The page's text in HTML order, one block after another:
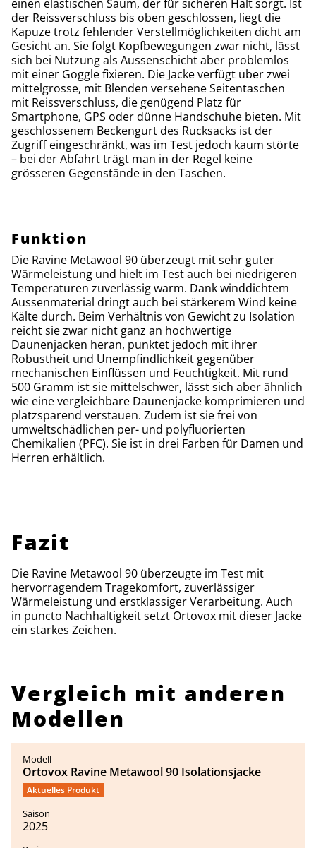
einen elastischen Saum, der für sicheren Halt sorgt. Ist
der Reissverschluss bis oben geschlossen, liegt die
Kapuze trotz fehlender Verstellmöglichkeiten dicht am
Gesicht an. Sie folgt Kopfbewegungen zwar nicht, lässt
sich bei Nutzung als Aussenschicht aber problemlos
mit einer Goggle fixieren. Die Jacke verfügt über zwei
mittelgrosse, mit Blenden versehene Seitentaschen
mit Reissverschluss, die genügend Platz für
Smartphone, GPS oder dünne Handschuhe bieten. Mit
geschlossenem Beckengurt des Rucksacks ist der
Zugriff eingeschränkt, was im Test jedoch kaum störte
– bei der Abfahrt trägt man in der Regel keine
grösseren Gegenstände in den Taschen.
Funktion
Die Ravine Metawool 90 überzeugt mit sehr guter
Wärmeleistung und hielt im Test auch bei niedrigeren
Temperaturen zuverlässig warm. Dank winddichtem
Aussenmaterial dringt auch bei stärkerem Wind keine
Kälte durch. Beim Verhältnis von Gewicht zu Isolation
reicht sie zwar nicht ganz an hochwertige
Daunenjacken heran, punktet jedoch mit ihrer
Robustheit und Unempfindlichkeit gegenüber
mechanischen Einflüssen und Feuchtigkeit. Mit rund
500 Gramm ist sie mittelschwer, lässt sich aber ähnlich
wie eine vergleichbare Daunenjacke komprimieren und
platzsparend verstauen. Zudem ist sie frei von
umweltschädlichen per- und polyfluorierten
Chemikalien (PFC). Sie ist in drei Farben für Damen und
Herren erhältlich.
Fazit
Die Ravine Metawool 90 überzeugte im Test mit
hervorragendem Tragekomfort, zuverlässiger
Wärmeleistung und erstklassiger Verarbeitung. Auch
in puncto Nachhaltigkeit setzt Ortovox mit dieser Jacke
ein starkes Zeichen.
Vergleich mit anderen
Modellen
Ortovox Ravine Metawool 90 Isolationsjacke
Aktuelles Produkt
2025